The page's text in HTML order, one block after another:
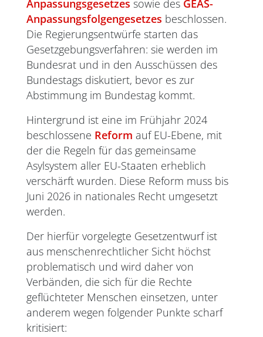
Anpassungsgesetzes sowie des GEAS-
Anpassungsfolgengesetzes beschlossen.
Die Regierungsentwürfe starten das
Gesetzgebungsverfahren: sie werden im
Bundesrat und in den Ausschüssen des
Bundestags diskutiert, bevor es zur
Abstimmung im Bundestag kommt.
Hintergrund ist eine im Frühjahr 2024
beschlossene Reform auf EU-Ebene, mit
der die Regeln für das gemeinsame
Asylsystem aller EU-Staaten erheblich
verschärft wurden. Diese Reform muss bis
Juni 2026 in nationales Recht umgesetzt
werden.
Der hierfür vorgelegte Gesetzentwurf ist
aus menschenrechtlicher Sicht höchst
problematisch und wird daher von
Verbänden, die sich für die Rechte
geflüchteter Menschen einsetzen, unter
anderem wegen folgender Punkte scharf
kritisiert: